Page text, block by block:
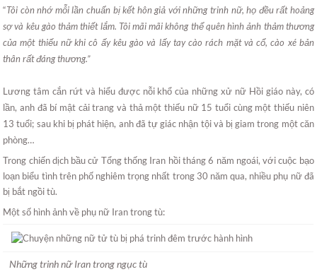
“Tôi còn nhớ mỗi lần chuẩn bị kết hôn giả với những trinh nữ, họ đều rất hoảng
sợ và kêu gào thảm thiết lắm. Tôi mãi mãi không thể quên hình ảnh thảm thương
của một thiếu nữ khi cô ấy kêu gào và lấy tay cào rách mặt và cổ, cào xé bản
thân rất đáng thương.”
Lương tâm cắn rứt và hiểu được nỗi khổ của những xử nữ Hồi giáo này, có
lần, anh đã bí mật cải trang và thả một thiếu nữ 15 tuổi cùng một thiếu niên
13 tuổi; sau khi bị phát hiện, anh đã tự giác nhận tội và bị giam trong một căn
phòng…
Trong chiến dịch bầu cử Tổng thống Iran hồi tháng 6 năm ngoái, với cuộc bạo
loạn biểu tình trên phố nghiêm trọng nhất trong 30 năm qua, nhiều phụ nữ đã
bị bắt ngồi tù.
Một số hình ảnh về phụ nữ Iran trong tù:
Những trinh nữ Iran trong ngục tù